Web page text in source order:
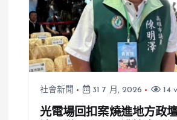
社會新聞 31 7 月, 2026 14
光電場回扣案燒進地方政